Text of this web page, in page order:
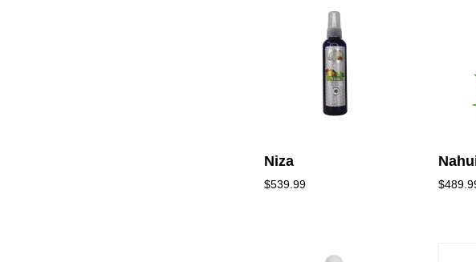
Niza
$539.99 $